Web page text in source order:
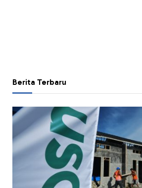
Berita Terbaru